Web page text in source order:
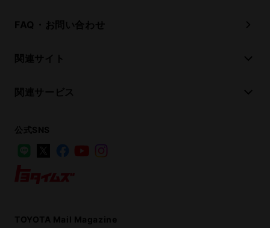
FAQ・お問い合わせ
関連サイト
関連サービス
公式SNS
LINE
FacebookYouTube
TOYOTA Mail Magazine